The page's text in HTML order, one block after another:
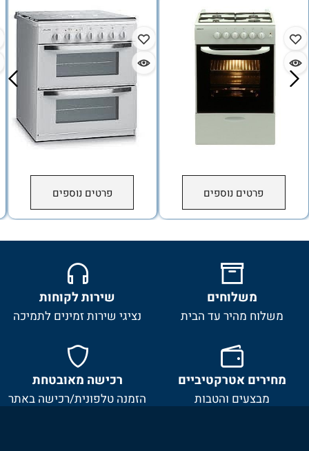
פרטים נוספים פרטים נוספים
משלוחים
משלוח מהיר עד הבית
שירות לקוחות
נציגי שירות זמינים לתמיכה
מחירים אטרקטיביים
מבצעים והטבות
רכישה מאובטחת
הזמנה טלפונית/רכישה באתר